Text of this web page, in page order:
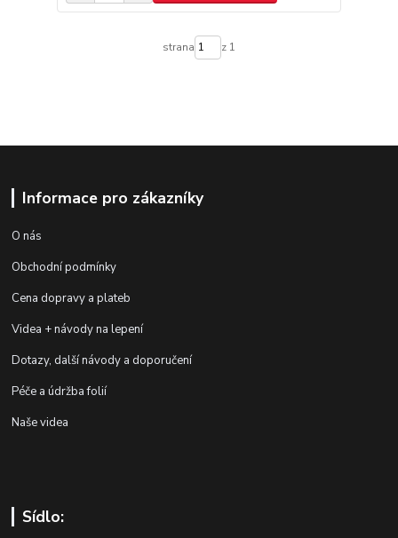
strana z 1
Informace pro zákazníky
O nás
Obchodní podmínky
Cena dopravy a plateb
Videa + návody na lepení
Dotazy, další návody a doporučení
Péče a údržba folií
Naše videa
Sídlo: